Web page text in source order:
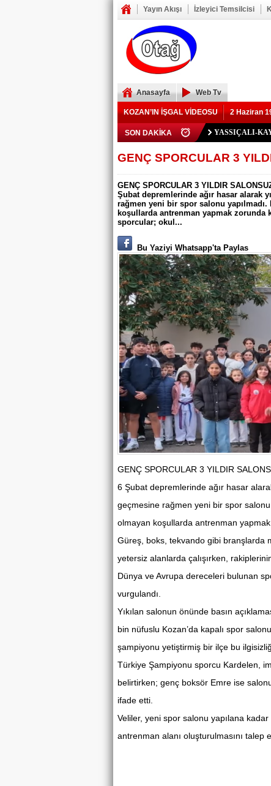
Yayın Akışı İzleyici Temsilcisi
Anasayfa Web Tv
KOZAN’IN İŞGAL VİDEOSU 2 Haziran
SON DAKİKA Polis Memuru
FEKE’DE
GENÇ SPORCULAR 3
GENÇ SPORCULAR 3 YILDIR
Şubat depremlerinde ağır hasar alarak
rağmen yeni bir spor salonu
koşullarda antrenman yapmak zorunda
sporcular; okul...
Bu Yaziyi Whatsapp'ta Paylas
GENÇ SPORCULAR 3 YILDIR
6 Şubat depremlerinde ağır hasar
geçmesine rağmen yeni bir spor
olmayan koşullarda antrenman yapmak
Güreş, boks, tekvando gibi branşlarda
yetersiz alanlarda çalışırken,
Dünya ve Avrupa dereceleri bulunan
vurgulandı.
Yıkılan salonun önünde basın
bin nüfuslu Kozan’da kapalı spor
şampiyonu yetiştirmiş bir ilçe bu
Türkiye Şampiyonu sporcu Kardelen,
belirtirken; genç boksör Emre ise
ifade etti.
Veliler, yeni spor salonu yapılana
antrenman alanı oluşturulmasını talep